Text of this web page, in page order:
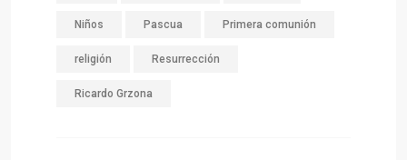
Niños Pascua Primera comunión
religión Resurrección
Ricardo Grzona